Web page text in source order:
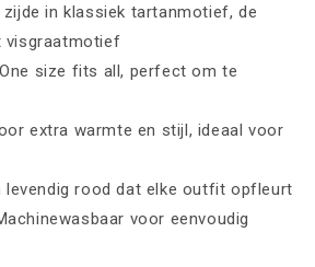
zijde in klassiek tartanmotief, de
visgraatmotief
One size fits all, perfect om te
extra warmte en stijl, ideaal voor
levendig rood dat elke outfit opfleurt
voor eenvoudig